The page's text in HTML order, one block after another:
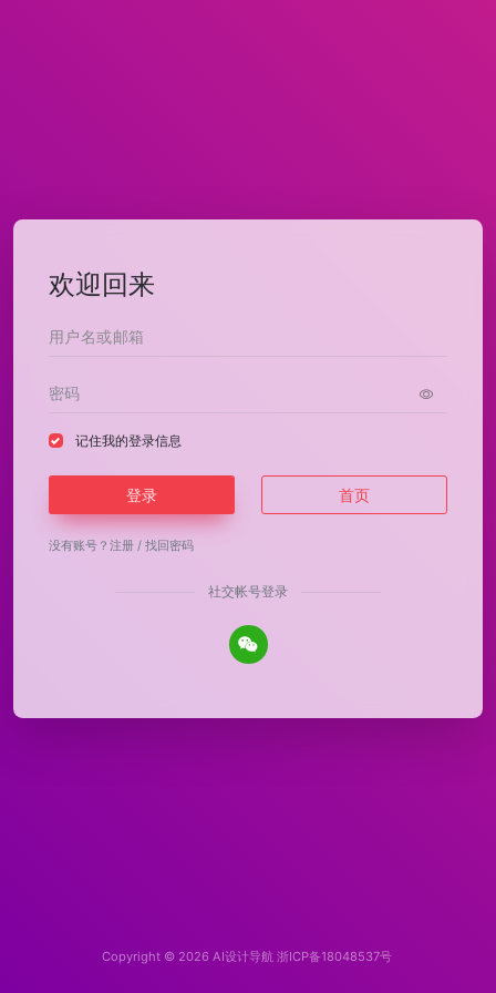
欢迎回来
记住我的登录信息
登录 首页
没有账号？ 注册 / 找回密码
社交帐号登录
Copyright © 2026 AI设计导航 浙ICP备18048537号